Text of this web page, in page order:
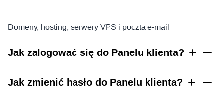
Domeny, hosting, serwery VPS i poczta e-mail
Jak zalogować się do Panelu klienta?
Jak zmienić hasło do Panelu klienta?